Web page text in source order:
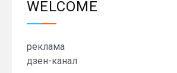
WELCOME
реклама
дзен-канал